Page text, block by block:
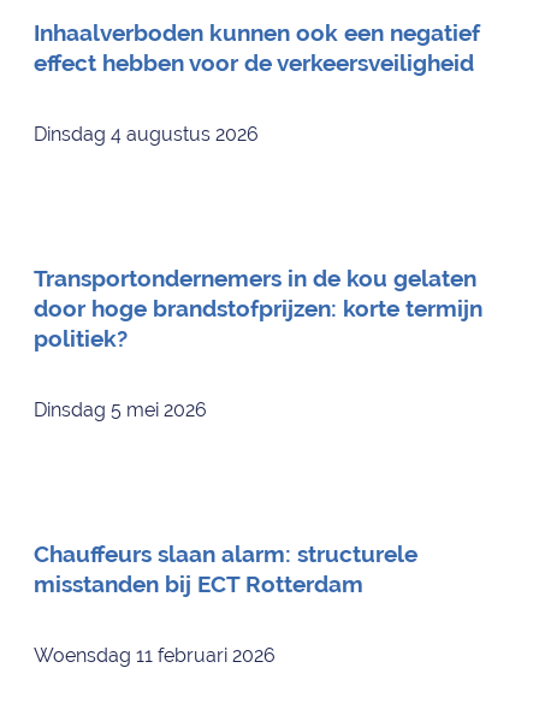
Inhaalverboden kunnen ook een negatief
effect hebben voor de verkeersveiligheid
Dinsdag 4 augustus 2026
Transportondernemers in de kou gelaten
door hoge brandstofprijzen: korte termijn
politiek?
Dinsdag 5 mei 2026
Chauffeurs slaan alarm: structurele
misstanden bij ECT Rotterdam
Woensdag 11 februari 2026